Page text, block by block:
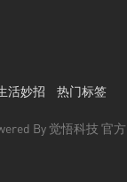
活妙招 热门标签
By 觉悟科技 官方